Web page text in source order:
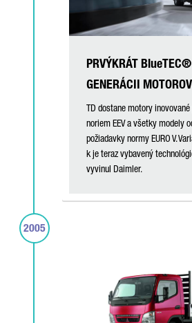
PRVÝKRÁT
GENERÁCII MOTOROV
TD dostane motory
noriem EEV a všetky modely
požiadavky normy EURO V.
k je teraz vybavený
vyvinul Daimler.
2005